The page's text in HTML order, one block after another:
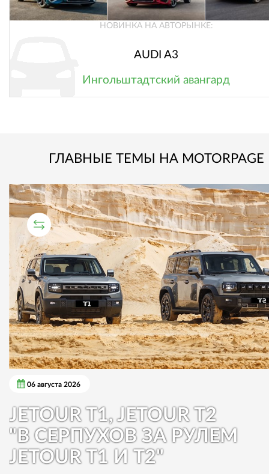
НОВИНКА НА АВТОРЫНКЕ:
AUDI A3
Ингольштадтский авангард
ГЛАВНЫЕ ТЕМЫ НА MOTORPAGE
СРАВНИТЕЛЬНЫЙ ТЕСТ
06 августа 2026
JETOUR T1, JETOUR T2
"В СЕРПУХОВ ЗА РУЛЕМ
JETOUR T1 И T2"